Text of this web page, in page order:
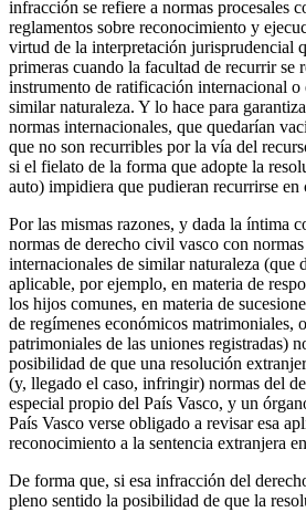
infracción se refiere a normas procesales
reglamentos sobre reconocimiento y
virtud de la interpretación jurisprudencial
primeras cuando la facultad de recurrir se
instrumento de ratificación internacional o
similar naturaleza. Y lo hace para
normas internacionales, que quedarían
que no son recurribles por la vía del
si el fielato de la forma que adopte la
auto) impidiera que pudieran recurrirse en
Por las mismas razones, y dada la íntima
normas de derecho civil vasco con
internacionales de similar naturaleza (que
aplicable, por ejemplo, en materia de
los hijos comunes, en materia de
de regímenes económicos matrimoniales,
patrimoniales de las uniones registradas)
posibilidad de que una resolución
(y, llegado el caso, infringir) normas del
especial propio del País Vasco, y un
País Vasco verse obligado a revisar esa
reconocimiento a la sentencia extranjera
De forma que, si esa infracción del
pleno sentido la posibilidad de que la